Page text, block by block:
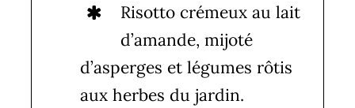
Risotto crémeux au lait
d’amande, mijoté
d’asperges et légumes rôtis
aux herbes du jardin.